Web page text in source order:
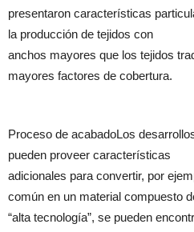
presentaron características
la producción de tejidos con
anchos mayores que los tejidos
mayores factores de cobertura.
Proceso de acabadoLos
pueden proveer características
adicionales para convertir, por
común en un material compuesto
“alta tecnología”, se pueden